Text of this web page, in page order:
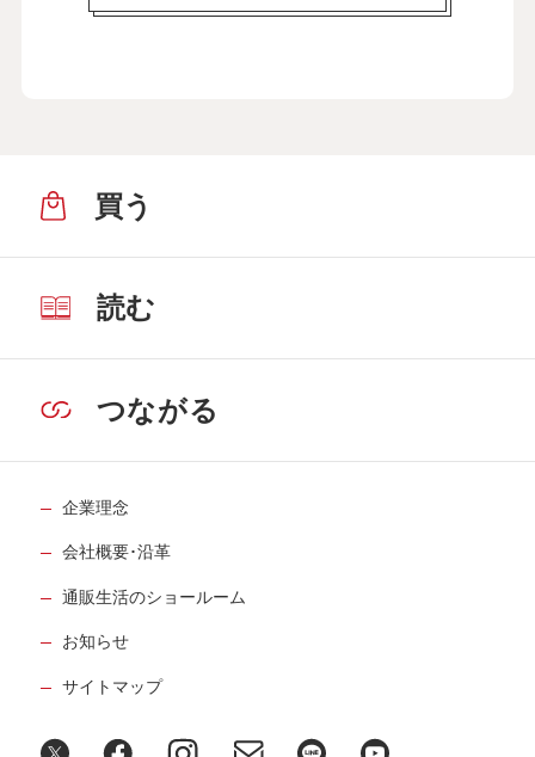
買う
読む
つながる
企業理念
会社概要･沿革
通販生活のショールーム
お知らせ
サイトマップ